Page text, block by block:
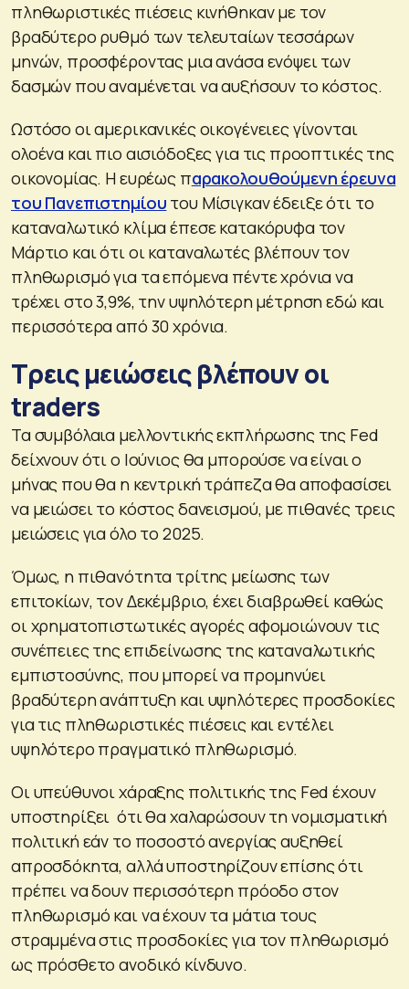
πληθωριστικές πιέσεις κινήθηκαν με τον
βραδύτερο ρυθμό των τελευταίων τεσσάρων
μηνών, προσφέροντας μια ανάσα ενόψει των
δασμών που αναμένεται να αυξήσουν το κόστος.
Ωστόσο οι αμερικανικές οικογένειες γίνονται
ολοένα και πιο αισιόδοξες για τις προοπτικές της
οικονομίας. Η ευρέως παρακολουθούμενη έρευνα
του Πανεπιστημίου του Μίσιγκαν έδειξε ότι το
καταναλωτικό κλίμα έπεσε κατακόρυφα τον
Μάρτιο και ότι οι καταναλωτές βλέπουν τον
πληθωρισμό για τα επόμενα πέντε χρόνια να
τρέχει στο 3,9%, την υψηλότερη μέτρηση εδώ και
περισσότερα από 30 χρόνια.
Τρεις μειώσεις βλέπουν οι
traders
Τα συμβόλαια μελλοντικής εκπλήρωσης της Fed
δείχνουν ότι ο Ιούνιος θα μπορούσε να είναι ο
μήνας που θα η κεντρική τράπεζα θα αποφασίσει
να μειώσει το κόστος δανεισμού, με πιθανές τρεις
μειώσεις για όλο το 2025.
Όμως, η πιθανότητα τρίτης μείωσης των
επιτοκίων, τον Δεκέμβριο, έχει διαβρωθεί καθώς
οι χρηματοπιστωτικές αγορές αφομοιώνουν τις
συνέπειες της επιδείνωσης της καταναλωτικής
εμπιστοσύνης, που μπορεί να προμηνύει
βραδύτερη ανάπτυξη και υψηλότερες προσδοκίες
για τις πληθωριστικές πιέσεις και εντέλει
υψηλότερο πραγματικό πληθωρισμό.
Οι υπεύθυνοι χάραξης πολιτικής της Fed έχουν
υποστηρίξει ότι θα χαλαρώσουν τη νομισματική
πολιτική εάν το ποσοστό ανεργίας αυξηθεί
απροσδόκητα, αλλά υποστηρίζουν επίσης ότι
πρέπει να δουν περισσότερη πρόοδο στον
πληθωρισμό και να έχουν τα μάτια τους
στραμμένα στις προσδοκίες για τον πληθωρισμό
ως πρόσθετο ανοδικό κίνδυνο.